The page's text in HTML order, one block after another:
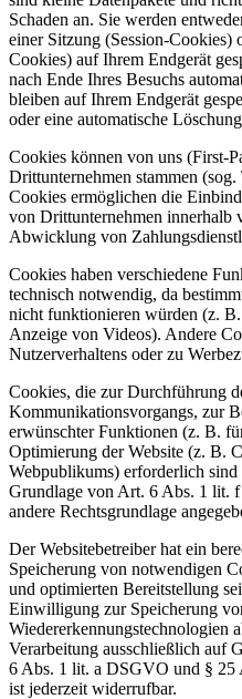
Schaden an. Sie werden
einer Sitzung (Session-Cookies)
Cookies) auf Ihrem Endgerät
nach Ende Ihres Besuchs
bleiben auf Ihrem Endgerät
oder eine automatische
Cookies können von uns (First-
Drittunternehmen stammen
Cookies ermöglichen die
von Drittunternehmen innerhalb
Abwicklung von
Cookies haben verschiedene
technisch notwendig, da
nicht funktionieren würden (z.
Anzeige von Videos). Andere
Nutzerverhaltens oder zu
Cookies, die zur Durchführung
Kommunikationsvorgangs, zur
erwünschter Funktionen (z. B.
Optimierung der Website (z. B.
Webpublikums) erforderlich
Grundlage von Art. 6 Abs. 1 lit.
andere Rechtsgrundlage
Der Websitebetreiber hat ein
Speicherung von notwendigen
und optimierten Bereitstellung
Einwilligung zur Speicherung
Wiedererkennungstechnologien
Verarbeitung ausschließlich auf
6 Abs. 1 lit. a DSGVO und §
ist jederzeit widerrufbar.